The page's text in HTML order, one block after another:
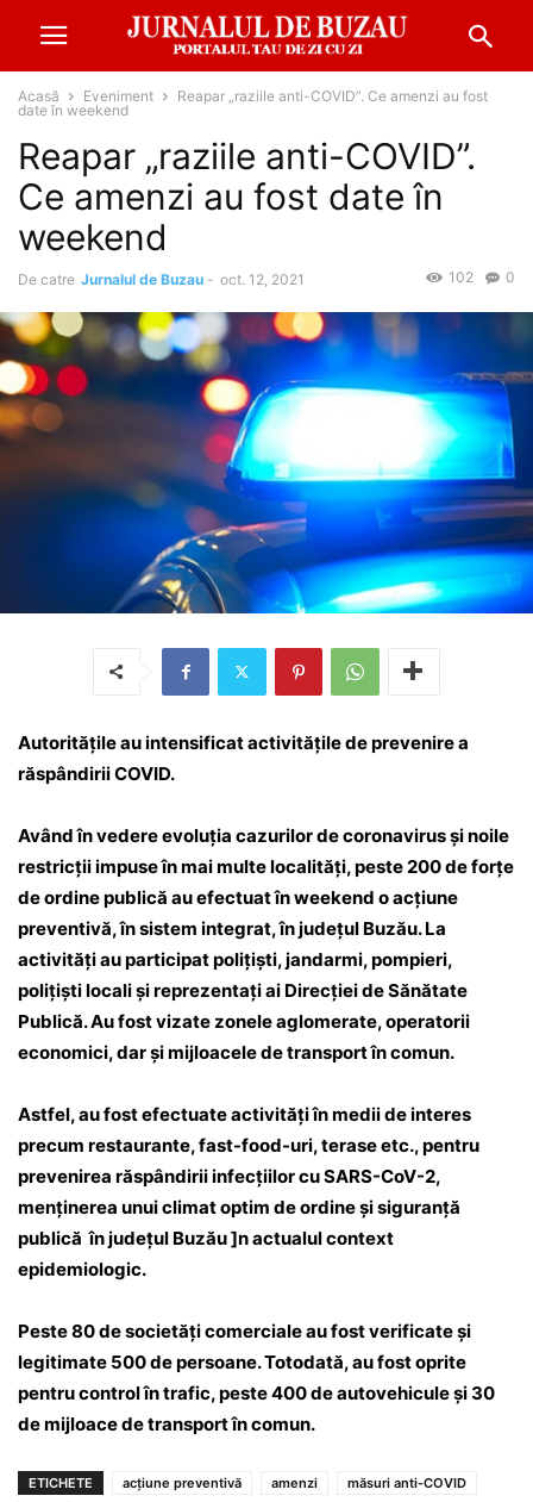
Acasă Eveniment
Reapar „raziile anti-COVID”. Ce amenzi au fost
date în weekend
Reapar „raziile anti-COVID”.
Ce amenzi au fost date în
weekend
De catre Jurnalul de Buzau - oct. 12, 2021 0
102
Autoritățile au intensificat activitățile de prevenire a
răspândirii COVID.
Având în vedere evoluția cazurilor de coronavirus și noile
restricții impuse în mai multe localități, peste 200 de forțe
de ordine publică au efectuat în weekend o acțiune
preventivă, în sistem integrat, în județul Buzău. La
activități au participat polițiști, jandarmi, pompieri,
poliţişti locali şi reprezentați ai Direcţiei de Sănătate
Publică. Au fost vizate zonele aglomerate, operatorii
economici, dar şi mijloacele de transport în comun.
Astfel, au fost efectuate activităţi în medii de interes
precum restaurante, fast-food-uri, terase etc., pentru
prevenirea răspândirii infecţiilor cu SARS-CoV-2,
menţinerea unui climat optim de ordine şi siguranţă
publică în județul Buzău ]n actualul context
epidemiologic.
Peste 80 de societăţi comerciale au fost verificate şi
legitimate 500 de persoane. Totodată, au fost oprite
pentru control în trafic, peste 400 de autovehicule şi 30
de mijloace de transport în comun.
ETICHETE acţiune preventivă amenzi
măsuri anti-COVID